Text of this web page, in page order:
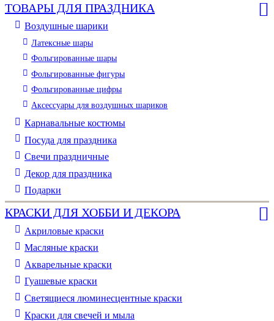
ТОВАРЫ ДЛЯ ПРАЗДНИКА
Воздушные шарики
Латексные шары
Фольгированные шары
Фольгированные фигуры
Фольгированные цифры
Аксессуары для воздушных шариков
Карнавальные костюмы
Посуда для праздника
Свечи праздничные
Декор для праздника
Подарки
КРАСКИ ДЛЯ ХОББИ И ДЕКОРА
Акриловые краски
Масляные краски
Акварельные краски
Гуашевые краски
Светящиеся люминесцентные краски
Краски для свечей и мыла